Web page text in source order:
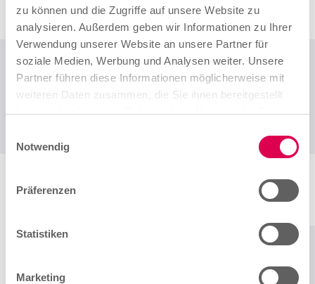
zu können und die Zugriffe auf unsere Website zu
analysieren. Außerdem geben wir Informationen zu Ihrer
Verwendung unserer Website an unsere Partner für
soziale Medien, Werbung und Analysen weiter. Unsere
Partner führen diese Informationen möglicherweise mit
weiteren Daten zusammen, die Sie ihnen bereitgestellt
haben oder die sie im Rahmen Ihrer Nutzung der Dienste
Notwendig
Präferenzen
Statistiken
Marketing